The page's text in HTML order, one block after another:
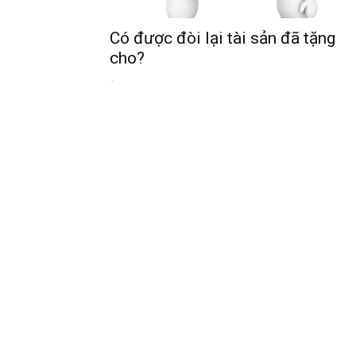
Có được đòi lại tài sản đã tặng
cho?
-